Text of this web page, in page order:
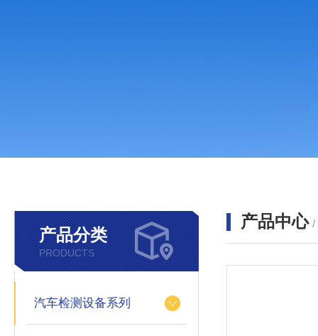
产品分类
PRODUCTS
汽车检测设备系列
产品中心 /